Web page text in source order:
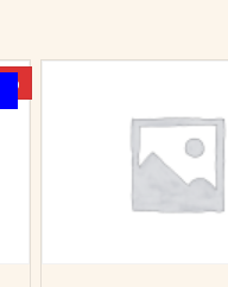
-6%